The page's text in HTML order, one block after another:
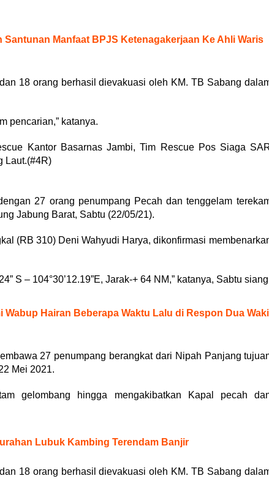
Santunan Manfaat BPJS Ketenagakerjaan Ke Ahli Waris
18 orang berhasil dievakuasi oleh KM. TB Sabang
pencarian,” katanya.
Kantor Basarnas Jambi, Tim Rescue Pos Siaga
Laut.(#4R)
27 orang penumpang Pecah dan tenggelam
Jabung Barat, Sabtu (22/05/21).
(RB 310) Deni Wahyudi Harya, dikonfirmasi
S – 104°30’12.19”E, Jarak-+ 64 NM,” katanya, Sabtu
Hairan Beberapa Waktu Lalu di Respon Dua Wakil
27 penumpang berangkat dari Nipah Panjang
Mei 2021.
gelombang hingga mengakibatkan Kapal pecah
Lubuk Kambing Terendam Banjir
18 orang berhasil dievakuasi oleh KM. TB Sabang